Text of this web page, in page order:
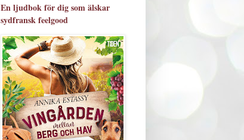
En ljudbok för dig som älskar
sydfransk feelgood